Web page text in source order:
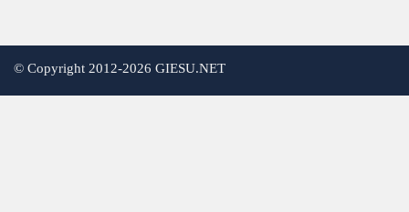
© Copyright 2012-2026 GIESU.NET